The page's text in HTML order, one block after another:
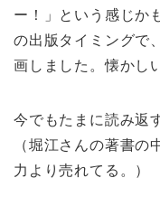
ー！」という感じか
の出版タイミングで
画しました。懐かし
今でもたまに読み返
（堀江さんの著書の
力より売れてる。）